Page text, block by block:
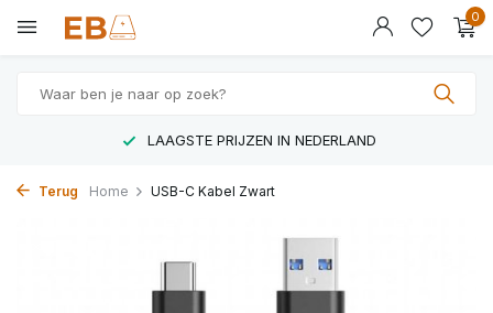
0
LAAGSTE PRIJZEN IN NEDERLAND
Terug Home USB-C Kabel Zwart